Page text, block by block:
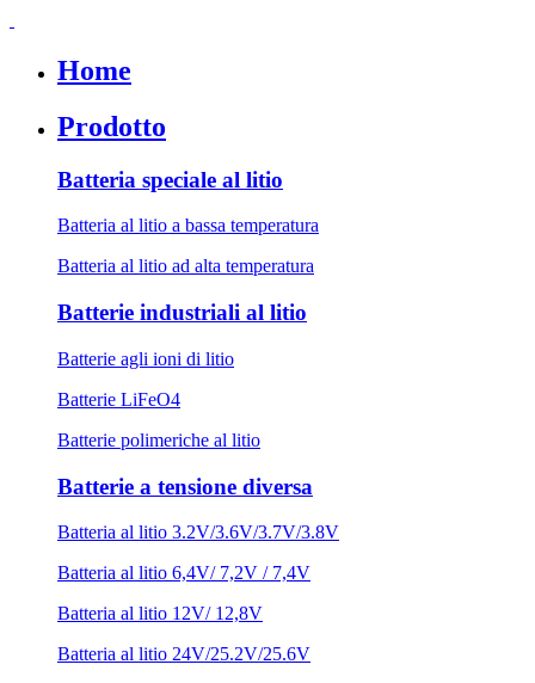
Home
Prodotto
Batteria speciale al litio
Batteria al litio a bassa temperatura
Batteria al litio ad alta temperatura
Batterie industriali al litio
Batterie agli ioni di litio
Batterie LiFeO4
Batterie polimeriche al litio
Batterie a tensione diversa
Batteria al litio 3.2V/3.6V/3.7V/3.8V
Batteria al litio 6,4V/ 7,2V / 7,4V
Batteria al litio 12V/ 12,8V
Batteria al litio 24V/25.2V/25.6V